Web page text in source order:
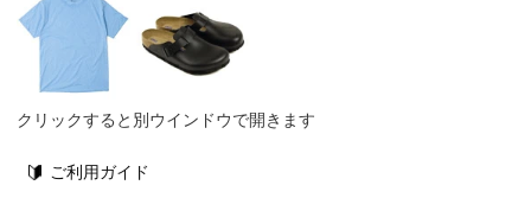
クリックすると別ウインドウで開きます
ご利用ガイド